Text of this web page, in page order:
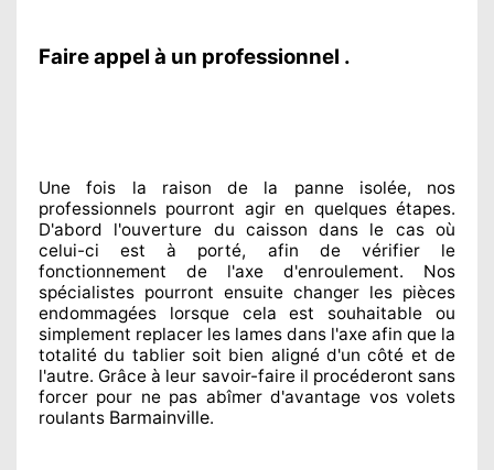
Faire appel à un professionnel .
Une fois la raison de la panne isolée, nos
professionnels pourront agiren quelques étapes.
D'abord l'ouverture du caisson dans le cas où
celui-ci est à porté, afin de vérifier le
fonctionnement de l'axe d'enroulement. Nos
spécialistes pourront ensuite changer les pièces
endommagées lorsque cela est souhaitable ou
simplement replacer les lames dans l'axe afin que la
totalité du tablier soit bien aligné d'un côté et de
l'autre. Grâce à leur savoir-faireil procéderont sans
forcer pour ne pas abîmerd'avantage vos volets
roulants Barmainville.